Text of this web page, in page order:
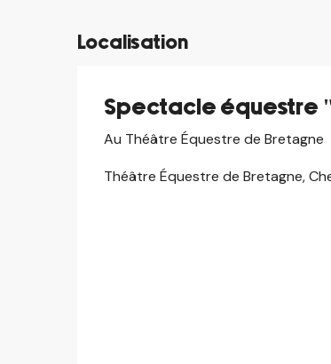
Localisation
Spectacle équestre
Au Théâtre Équestre de Bretagne
Théâtre Équestre de Bretagne,